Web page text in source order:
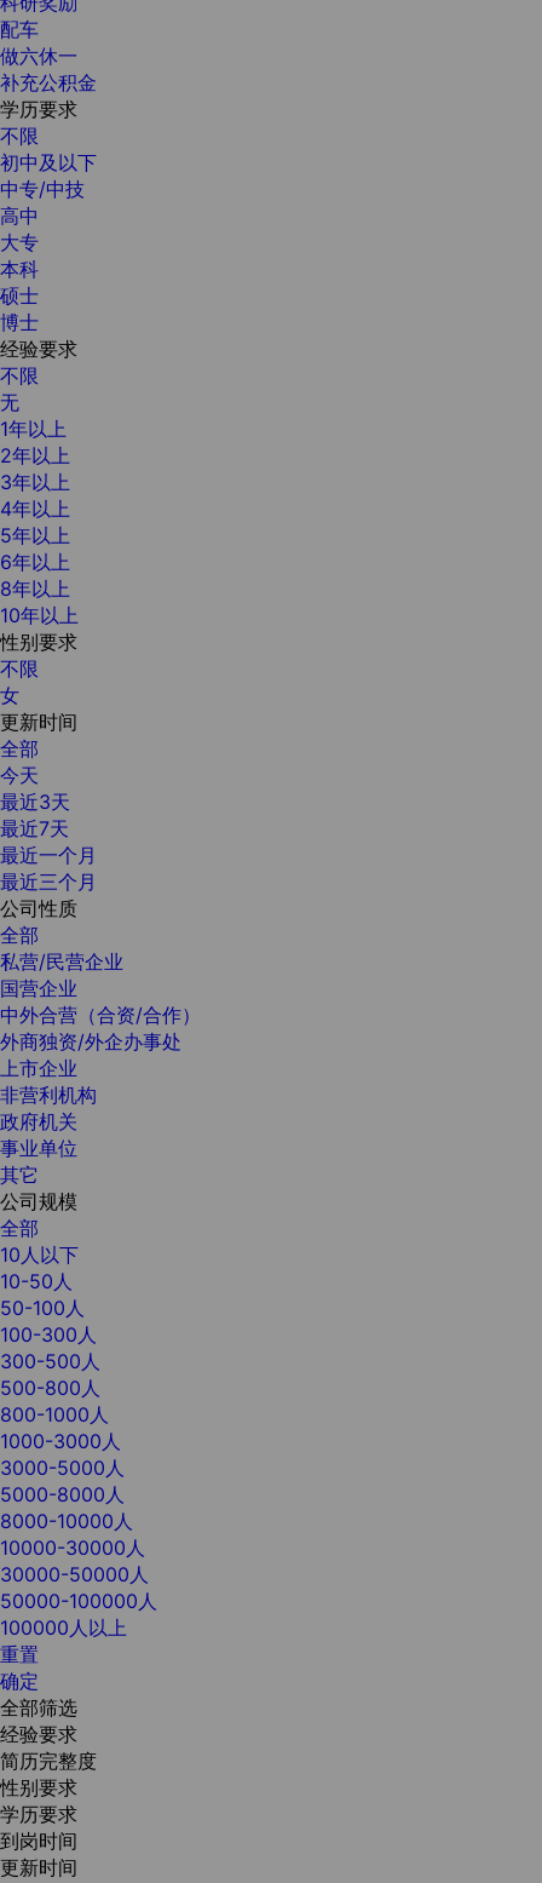
配车
做六休一
补充公积金
学历要求
不限
初中及以下
中专/中技
高中
大专
本科
硕士
博士
经验要求
不限
无
1年以上
2年以上
3年以上
4年以上
5年以上
6年以上
8年以上
10年以上
性别要求
不限
女
更新时间
全部
今天
最近3天
最近7天
最近一个月
最近三个月
公司性质
全部
私营/民营企业
国营企业
中外合营（合资/合作）
外商独资/外企办事处
上市企业
非营利机构
政府机关
事业单位
其它
公司规模
全部
10人以下
10-50人
50-100人
100-300人
300-500人
500-800人
800-1000人
1000-3000人
3000-5000人
5000-8000人
8000-10000人
10000-30000人
30000-50000人
50000-100000人
100000人以上
重置
确定
全部筛选
经验要求
简历完整度
性别要求
学历要求
到岗时间
更新时间